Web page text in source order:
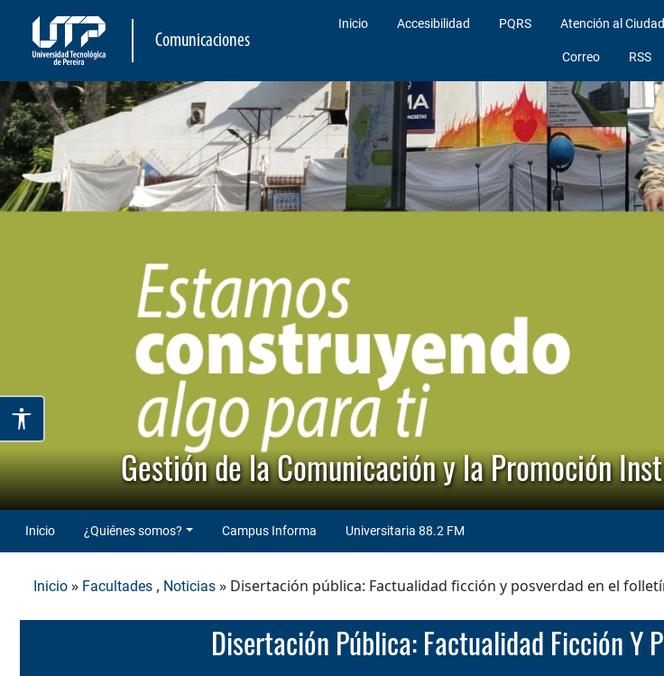
Comunicaciones
Inicio Accesibilidad PQRS Atención al
Correo RSS
Gestión de la Comunicación y la Promoción
Inicio ¿Quiénes somos? Campus Informa Universitaria 88.2 FM
Inicio » Facultades , Noticias » Disertación pública: Factualidad ficción y posverdad en el
Disertación Pública: Factualidad Ficción Y